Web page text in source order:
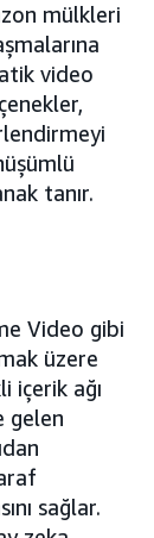
mülkleri
video
tanır.
Video gibi
üzere
içerik ağı
gelen
sağlar.